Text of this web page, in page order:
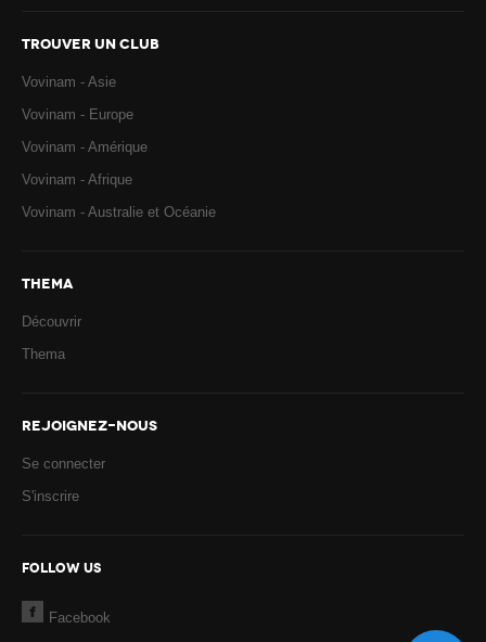
TROUVER UN CLUB
Vovinam - Asie
Vovinam - Europe
Vovinam - Amérique
Vovinam - Afrique
Vovinam - Australie et Océanie
THEMA
Découvrir
Thema
REJOIGNEZ-NOUS
Se connecter
S'inscrire
FOLLOW US
Facebook